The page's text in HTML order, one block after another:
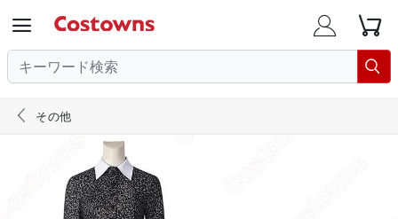
  

 その他